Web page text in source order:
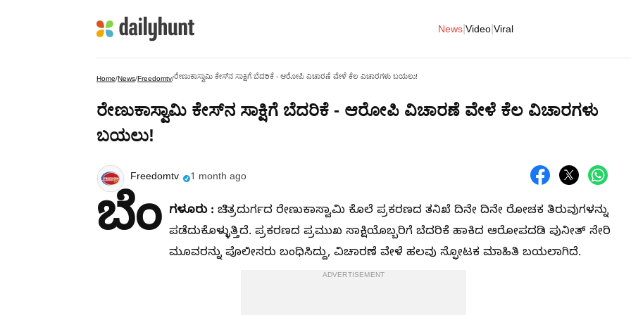
News Video Viral
Home/News/Freedomtv/ರೇಣುಕಾಸ್ವಾಮಿ ಕೇಸ್‌ನ ಸಾಕ್ಷಿಗೆ ಬೆದರಿಕೆ - ಆರೋಪಿ ವಿಚಾರಣೆ ವೇಳೆ ಕೆಲ ವಿಚಾರಗಳು ಬಯಲು!
ರೇಣುಕಾಸ್ವಾಮಿ ಕೇಸ್‌ನ ಸಾಕ್ಷಿಗೆ ಬೆದರಿಕೆ - ಆರೋಪಿ ವಿಚಾರಣೆ ವೇಳೆ ಕೆಲ ವಿಚಾರಗಳು
ಬಯಲು!
Freedomtv 1 month ago
ಬೆಂ ಗಳೂರು : ಚಿತ್ರದುರ್ಗದ ರೇಣುಕಾಸ್ವಾಮಿ ಕೊಲೆ ಪ್ರಕರಣದ ತನಿಖೆ ದಿನೇ ದಿನೇ ರೋಚಕ ತಿರುವುಗಳನ್ನು
ಪಡೆದುಕೊಳ್ಳುತ್ತಿದೆ. ಪ್ರಕರಣದ ಪ್ರಮುಖ ಸಾಕ್ಷಿಯೊಬ್ಬರಿಗೆ ಬೆದರಿಕೆ ಹಾಕಿದ ಆರೋಪದಡಿ ಪುನೀತ್ ಸೇರಿ
ಮೂವರನ್ನು ಪೊಲೀಸರು ಬಂಧಿಸಿದ್ದು, ವಿಚಾರಣೆ ವೇಳೆ ಹಲವು ಸ್ಫೋಟಕ ಮಾಹಿತಿ ಬಯಲಾಗಿದೆ.
ADVERTISEMENT